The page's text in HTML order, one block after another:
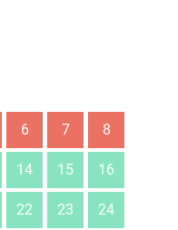
6 7 8
14 15 16
22 23 24